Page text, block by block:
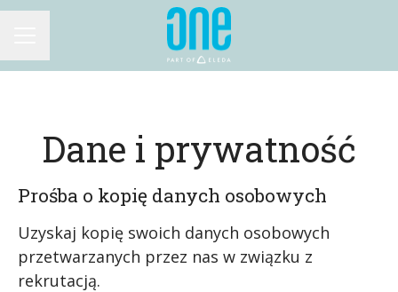
Dane i prywatność
Prośba o kopię danych osobowych
Uzyskaj kopię swoich danych osobowych
przetwarzanych przez nas w związku z
rekrutacją.